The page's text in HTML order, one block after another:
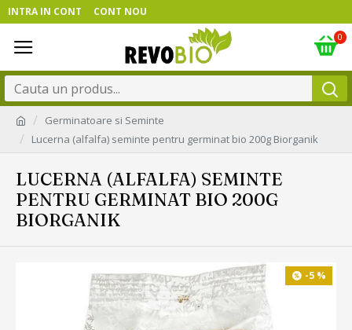
INTRA IN CONT CONT NOU
0
Germinatoare si Seminte
Lucerna (alfalfa) seminte pentru germinat bio 200g Biorganik
LUCERNA (ALFALFA) SEMINTE
PENTRU GERMINAT BIO 200G
BIORGANIK
-5 %